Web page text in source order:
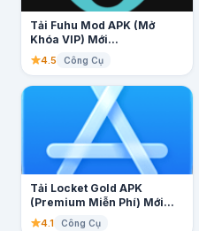
Tải Fuhu Mod APK (Mở
Khóa VIP) Mới...
4.5 Công Cụ
Tải Locket Gold APK
(Premium Miễn Phí) Mới...
4.1 Công Cụ